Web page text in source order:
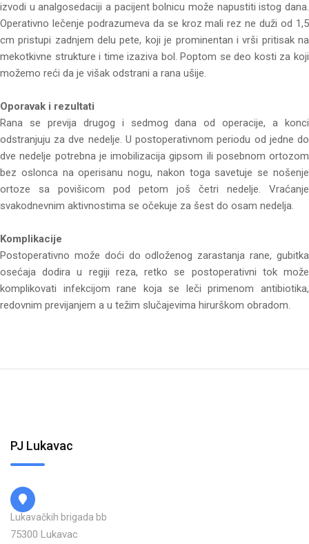
izvodi u analgosedaciji a pacijent bolnicu može napustiti istog dana.
Operativno lečenje podrazumeva da se kroz mali rez ne duži od 1,5
cm pristupi zadnjem delu pete, koji je prominentan i vrši pritisak na
mekotkivne strukture i time izaziva bol. Poptom se deo kosti za koji
možemo reći da je višak odstrani a rana ušije.
Oporavak i rezultati
Rana se previja drugog i sedmog dana od operacije, a konci
odstranjuju za dve nedelje. U postoperativnom periodu od jedne do
dve nedelje potrebna je imobilizacija gipsom ili posebnom ortozom
bez oslonca na operisanu nogu, nakon toga savetuje se nošenje
ortoze sa povišicom pod petom još četri nedelje. Vraćanje
svakodnevnim aktivnostima se očekuje za šest do osam nedelja.
Komplikacije
Postoperativno može doći do odloženog zarastanja rane, gubitka
osećaja dodira u regiji reza, retko se postoperativni tok može
komplikovati infekcijom rane koja se leči primenom antibiotika,
redovnim previjanjem a u težim slučajevima hirurškom obradom.
PJ Lukavac
Lukavačkih brigada bb
75300 Lukavac